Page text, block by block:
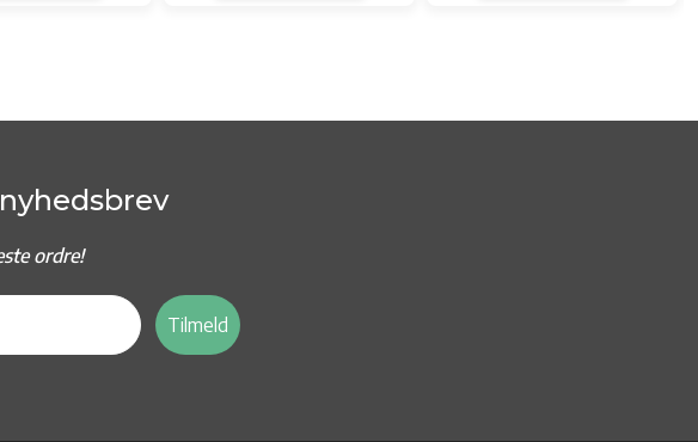
ordre!
Tilmeld